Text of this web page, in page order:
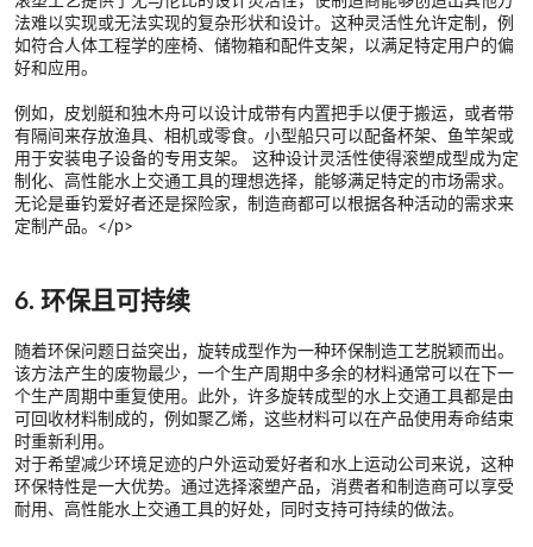
法难以实现或无法实现的复杂形状和设计。这种灵活性允许定制，例
如符合人体工程学的座椅、储物箱和配件支架，以满足特定用户的偏
好和应用。
例如，皮划艇和独木舟可以设计成带有内置把手以便于搬运，或者带
有隔间来存放渔具、相机或零食。小型船只可以配备杯架、鱼竿架或
用于安装电子设备的专用支架。 这种设计灵活性使得滚塑成型成为定
制化、高性能水上交通工具的理想选择，能够满足特定的市场需求。
无论是垂钓爱好者还是探险家，制造商都可以根据各种活动的需求来
定制产品。</p>
6. 环保且可持续
随着环保问题日益突出，旋转成型作为一种环保制造工艺脱颖而出。
该方法产生的废物最少，一个生产周期中多余的材料通常可以在下一
个生产周期中重复使用。此外，许多旋转成型的水上交通工具都是由
可回收材料制成的，例如聚乙烯，这些材料可以在产品使用寿命结束
时重新利用。
对于希望减少环境足迹的户外运动爱好者和水上运动公司来说，这种
环保特性是一大优势。通过选择滚塑产品，消费者和制造商可以享受
耐用、高性能水上交通工具的好处，同时支持可持续的做法。